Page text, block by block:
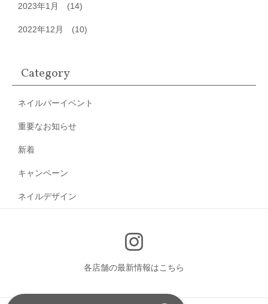
2023年1月 (14)
2022年12月 (10)
Category
ネイルバーイベント
重要なお知らせ
新着
キャンペーン
ネイルデザイン
各店舗の最新情報はこちら